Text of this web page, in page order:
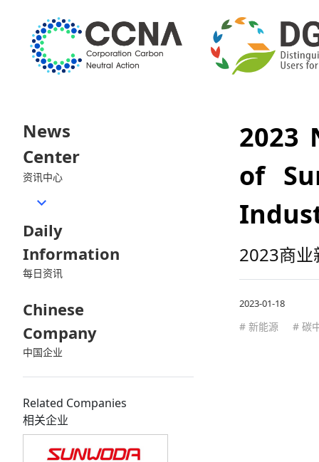
News
Center
资讯中心
Daily
Information
每日资讯
Chinese
Company
中国企业
Related Companies
相关企业
2023
of
2023商业
2023-01-18
# 新能源 # 碳